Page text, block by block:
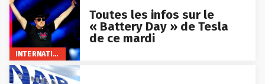
Toutes les infos sur le
« Battery Day » de Tesla
de ce mardi